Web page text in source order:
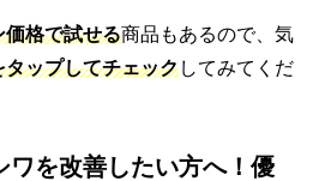
価格で試せる商品もあるので、気
タップしてチェックしてみてくだ
ワを改善したい方へ！優